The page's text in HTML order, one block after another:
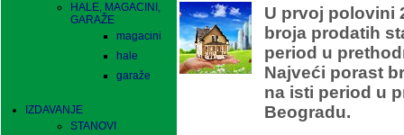
HALE, MAGACINI,
GARAŽE
magacini
hale
garaže
IZDAVANJE
STANOVI
U prvoj polovini
broja prodatih
period u
Najveći porast
na isti period u
Beogradu.